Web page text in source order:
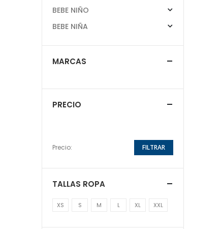
BEBE NIÑO
BEBE NIÑA
MARCAS
PRECIO
Precio: FILTRAR
TALLAS ROPA
XS S M L XL XXL